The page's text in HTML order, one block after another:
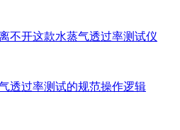
不开这款水蒸气透过率测试仪
透过率测试的规范操作逻辑